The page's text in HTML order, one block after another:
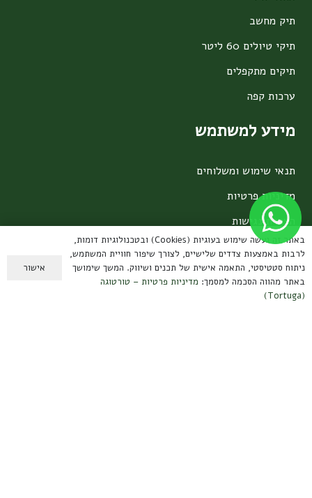
תיק מחשב
תיקי טיולים 60 ליטר
תיקים מתקפלים
ערכות קפה
מידע למשתמש
תנאי שימוש ומשלוחים
מדיניות פרטיות
הצהרת נגישות
אחריות על מוצרים
צרו קשר
באתר זה נעשה שימוש בעוגיות (Cookies) ובטכנולוגיות דומות,
לרבות באמצעות צדדים שלישיים, לצורך שיפור חוויית המשתמש,
ניתוח סטטיסטי, התאמה אישית של תכנים ושיווק. המשך שימושך
באתר מהווה הסכמה למסמך: מדיניות פרטיות – טורטוגה
(Tortuga)
אישור